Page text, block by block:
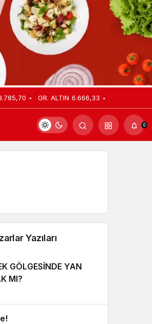
GR. ALTIN 6.666,33
0
Yazıları
GÖLGESİNDE YAN
MI?